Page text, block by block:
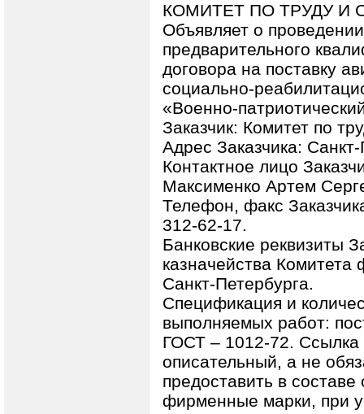
КОМИТЕТ ПО ТРУДУ И
Объявляет о
предварительного
договора на поставку
социально-
«Военно-
Заказчик: Комитет по
Адрес Заказчика:
Контактное лицо
Максименко Артем
Телефон, факс
312-62-17.
Банковские реквизиты
казначейства
Санкт-Петербурга.
Спецификация и
выполняемых работ:
ГОСТ – 1012-72.
описательный, а не
предоставить в
фирменные марки, при